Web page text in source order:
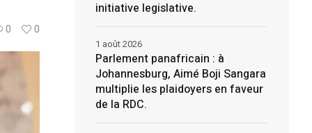
0 0
initiative legislative.
Parlement panafricain : à
Johannesburg, Aimé Boji Sangara
multiplie les plaidoyers en faveur
de la RDC.
1 août 2026